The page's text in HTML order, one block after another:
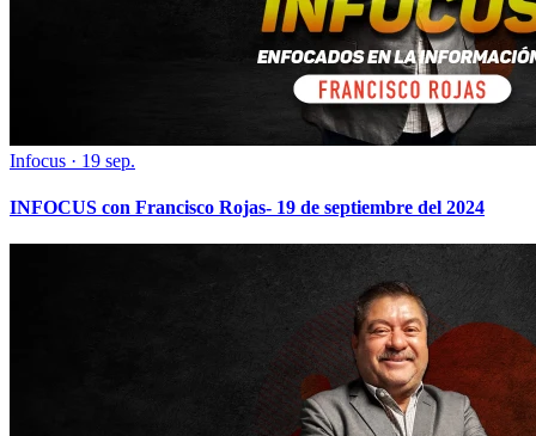
Infocus · 19 sep.
INFOCUS con Francisco Rojas- 19 de septiembre del 2024